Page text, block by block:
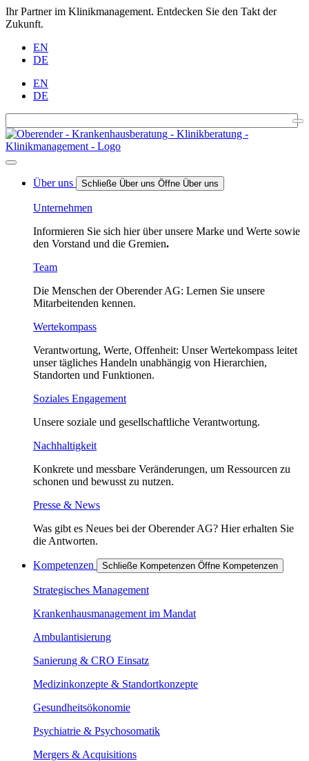
Ihr Partner im Klinikmanagement. Entdecken Sie den Takt der
Zukunft.
EN
DE
EN
DE
Über uns Schließe Über uns Öffne Über uns
Unternehmen
Informieren Sie sich hier über unsere Marke und Werte sowie
den Vorstand und die Gremien.
Team
Die Menschen der Oberender AG: Lernen Sie unsere
Mitarbeitenden kennen.
Wertekompass
Verantwortung, Werte, Offenheit: Unser Wertekompass leitet
unser tägliches Handeln unabhängig von Hierarchien,
Standorten und Funktionen.
Soziales Engagement
Unsere soziale und gesellschaftliche Verantwortung.
Nachhaltigkeit
Konkrete und messbare Veränderungen, um Ressourcen zu
schonen und bewusst zu nutzen.
Presse & News
Was gibt es Neues bei der Oberender AG? Hier erhalten Sie
die Antworten.
Kompetenzen Schließe Kompetenzen Öffne Kompetenzen
Strategisches Management
Krankenhausmanagement im Mandat
Ambulantisierung
Sanierung & CRO Einsatz
Medizinkonzepte & Standortkonzepte
Gesundheitsökonomie
Psychiatrie & Psychosomatik
Mergers & Acquisitions